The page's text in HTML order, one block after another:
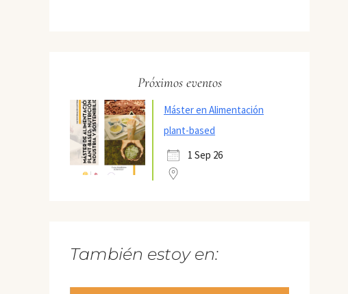
Próximos eventos
Máster en Alimentación
plant-based
1 Sep 26
También estoy en: